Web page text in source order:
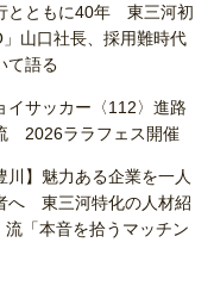
とともに40年 東三河初
山口社長、採用難時代
て語る
イサッカー〈112〉進路
2026ララフェス開催
川】魅力ある企業を一人
へ 東三河特化の人材紹
「本音を拾うマッチン